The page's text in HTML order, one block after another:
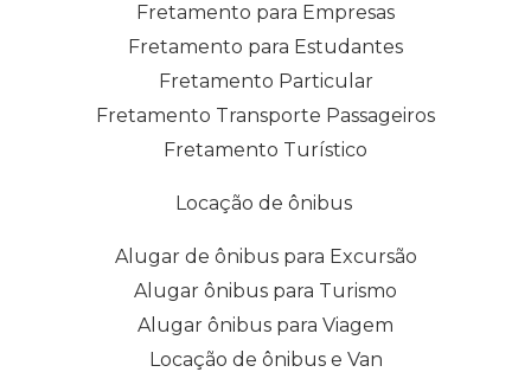
Fretamento para Empresas
Fretamento para Estudantes
Fretamento Particular
Fretamento Transporte Passageiros
Fretamento Turístico
Locação de ônibus
Alugar de ônibus para Excursão
Alugar ônibus para Turismo
Alugar ônibus para Viagem
Locação de ônibus e Van